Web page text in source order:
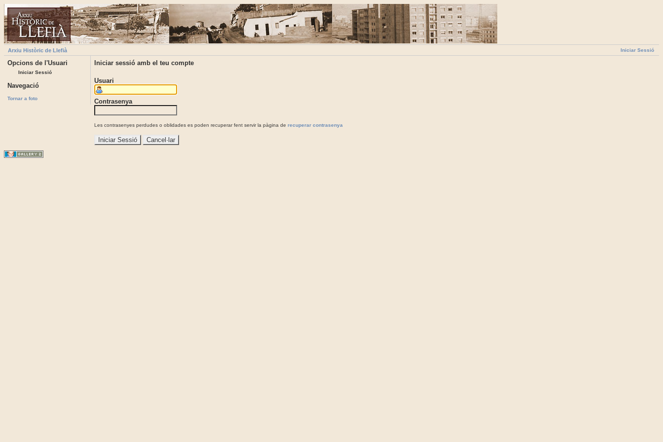
Iniciar Sessió
Arxiu Històric de Llefià
Opcions de l'Usuari
Iniciar Sessió
Navegació
Tornar a foto
Iniciar sessió amb el teu compte
Usuari
Contrasenya
Les contrasenyes perdudes o oblidades es poden recuperar fent servir la pàgina de recuperar contrasenya